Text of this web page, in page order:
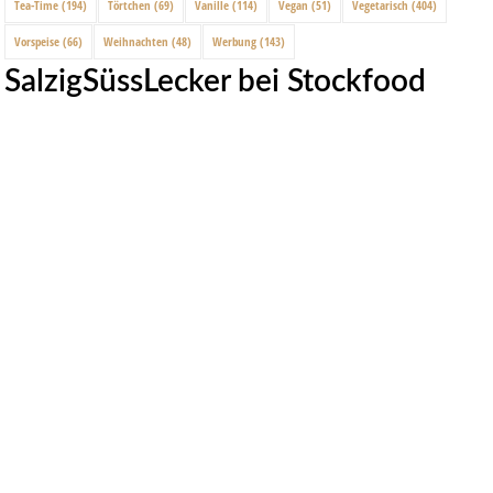
Tea-Time (194) Törtchen (69) Vanille (114) Vegan (51) Vegetarisch (404)
Vorspeise (66) Weihnachten (48) Werbung (143)
SalzigSüssLecker bei Stockfood